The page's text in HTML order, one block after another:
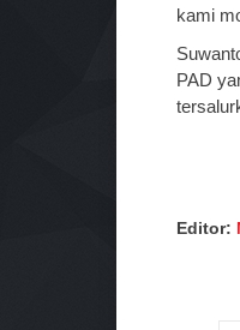
kami
PAD
Editor: